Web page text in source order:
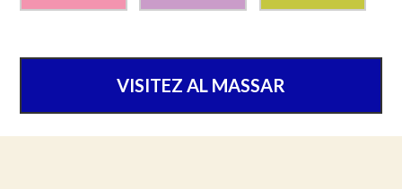
VISITEZ AL MASSAR